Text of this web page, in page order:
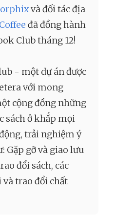
và đối tác địa
đã đồng hành
Club tháng 12!
- một dự án được
với mong
cộng đồng những
sách ở khắp mọi
trải nghiệm ý
Gặp gỡ và giao lưu
đổi sách, các
trao đổi chất